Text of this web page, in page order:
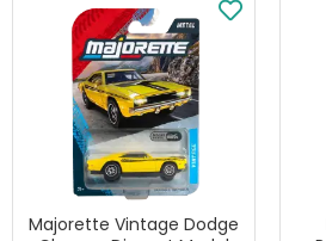
Majorette Vintage Dodge